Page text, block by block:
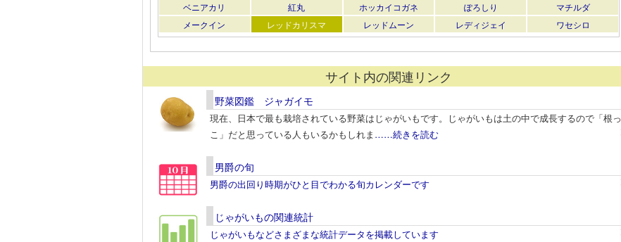
ベニアカリ
紅丸 ホッカイコガネ ぽろしり
マチルダ
メークイン
レッドカリスマ レッドムーン レディジェイ ワセシロ
サイト内の関連リンク
野菜図鑑 ジャガイモ
現在、日本で最も栽培されている野菜はじゃがいもです。じゃがいもは土の中で成長するので「根っ
こ」だと思っている人もいるかもしれま ……続きを読む
男爵の旬
男爵の出回り時期がひと目でわかる旬カレンダーです
じゃがいもの関連統計
じゃがいもなどさまざまな統計データを掲載しています